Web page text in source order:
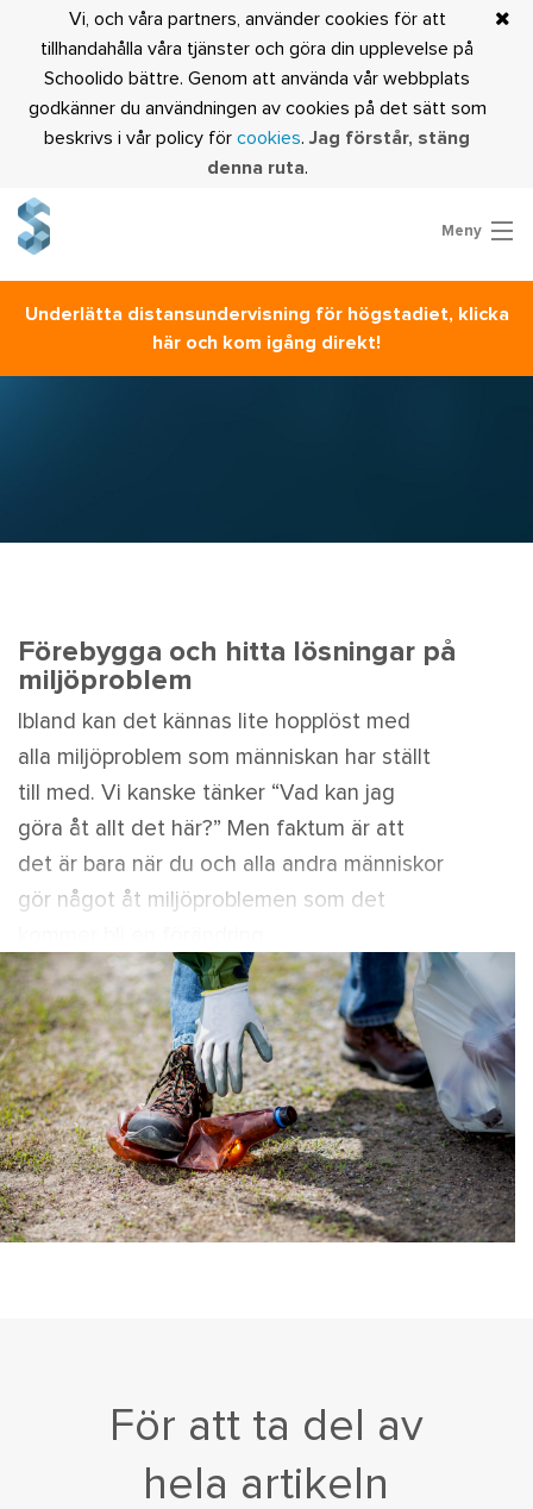
Vi, och våra partners, använder cookies för att
tillhandahålla våra tjänster och göra din upplevelse på
Schoolido bättre. Genom att använda vår webbplats
godkänner du användningen av cookies på det sätt som
beskrivs i vår policy för cookies. Jag förstår, stäng
denna ruta.
Meny
Är du lärare?
Underlätta distansundervisning för högstadiet, klicka
här och kom igång direkt!
Förebygga och hitta lösningar på
miljöproblem
Ibland kan det kännas lite hopplöst med
alla miljöproblem som människan har ställt
till med. Vi kanske tänker “Vad kan jag
göra åt allt det här?” Men faktum är att
det är bara när du och alla andra människor
gör något åt miljöproblemen som det
För att ta del av
hela artikeln